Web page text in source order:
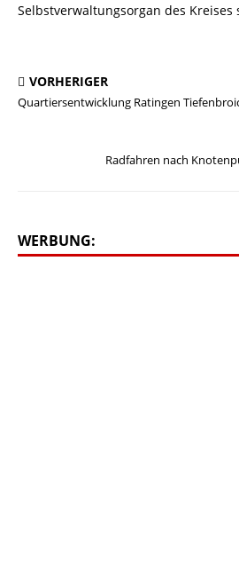
Selbstverwaltungsorgan des Kreises
VORHERIGER
Quartiersentwicklung Ratingen
Radfahren nach
WERBUNG: